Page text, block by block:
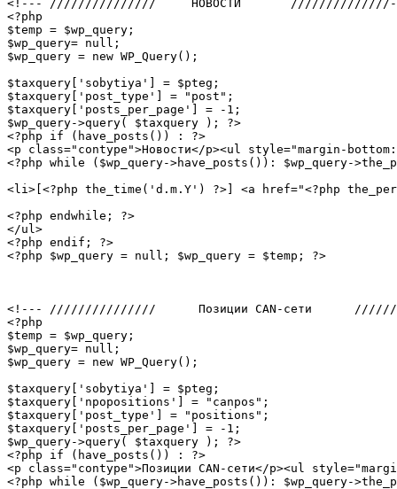
<!--- ///////////////     НОВОСТИ
<?php
$temp = $wp_query;
$wp_query= null;
$wp_query = new WP_Query();
$taxquery['sobytiya'] = $pteg;
$taxquery['post_type'] = "post";
$taxquery['posts_per_page'] = -1;
$wp_query->query( $taxquery ); ?>
<?php if (have_posts()) : ?>
<p class="contype">Новости</p><ul style="margin-
<?php while ($wp_query->have_posts()): $wp_query-
<li>[<?php the_time('d.m.Y') ?>] <a href="<?php
<?php endwhile; ?>
</ul>
<?php endif; ?>
<?php $wp_query = null; $wp_query = $temp; ?>
<!--- ///////////////      Позиции CAN-сети
<?php
$temp = $wp_query;
$wp_query= null;
$wp_query = new WP_Query();
$taxquery['sobytiya'] = $pteg;
$taxquery['npopositions'] = "canpos";
$taxquery['post_type'] = "positions";
$taxquery['posts_per_page'] = -1;
$wp_query->query( $taxquery ); ?>
<?php if (have_posts()) : ?>
<p class="contype">Позиции CAN-сети</p><ul
<?php while ($wp_query->have_posts()): $wp_query-